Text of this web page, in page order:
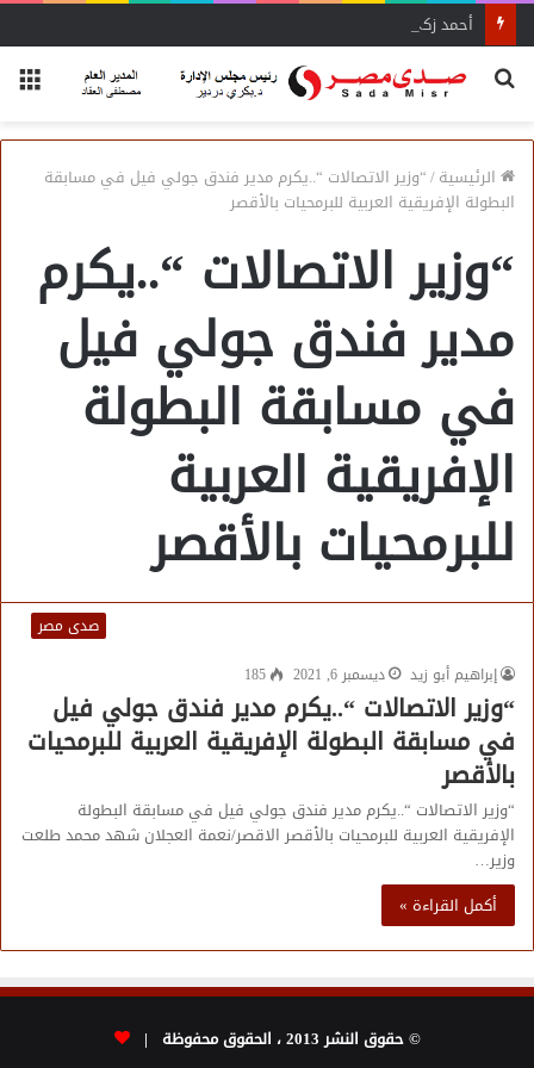
أحمد زكي: مبادرة “مصر تنطلق بالتصدير”
بحث
الرئيسية/“وزير الاتصالات “..يكرم مدير فندق جولي فيل في مسابقة
البطولة الإفريقية العربية للبرمحيات بالأقصر
“وزير الاتصالات “..يكرم
مدير فندق جولي فيل
في مسابقة البطولة
الإفريقية العربية
للبرمحيات بالأقصر
صدى مصر
إبراهيم أبو زيد
ديسمبر 6, 2021 185
“وزير الاتصالات “..يكرم مدير فندق جولي فيل
في مسابقة البطولة الإفريقية العربية للبرمحيات
بالأقصر
“وزير الاتصالات “..يكرم مدير فندق جولي فيل في مسابقة البطولة
الإفريقية العربية للبرمحيات بالأقصر الاقصر/نعمة العجلان شهد محمد طلعت
وزير…
أكمل القراءة »
© حقوق النشر 2013 ، الحقوق محفوظة |